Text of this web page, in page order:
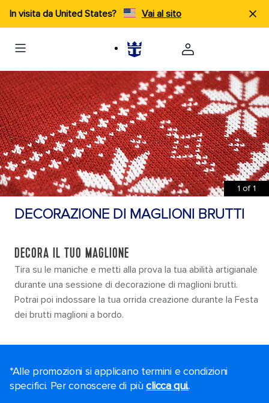
In visita da United States? Vai al sito
1 of 1
DECORAZIONE DI MAGLIONI BRUTTI
DECORA IL TUO MAGLIONE
Tira su le maniche e metti alla prova la tua abilità artigianale
durante una sessione di decorazione di maglioni brutti.
Potrai poi indossare la tua orrida creazione durante la Festa
dei brutti maglioni a bordo.
*Alle promozioni si applicano termini e condizioni
specifici. Per conoscere di piùclicca qui..